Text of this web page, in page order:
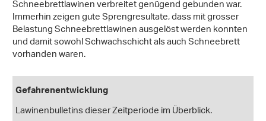
Schneebrettlawinen verbreitet genügend gebunden war.
Immerhin zeigen gute Sprengresultate, dass mit grosser
Belastung Schneebrettlawinen ausgelöst werden konnten
und damit sowohl Schwachschicht als auch Schneebrett
vorhanden waren.
Gefahrenentwicklung
Lawinenbulletins dieser Zeitperiode im Überblick.